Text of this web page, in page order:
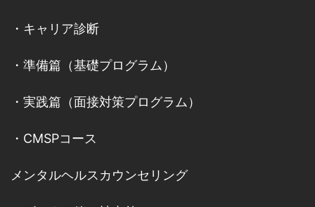
・ キャリア診断
・ 準備篇（基礎プログラム）
・ 実践篇（面接対策プログラム）
・ CMSPコース
メンタルヘルスカウンセリング